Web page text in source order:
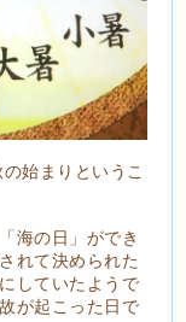
始まりというこ
海の日」ができ
れて決められた
していたようで
が起こった日で